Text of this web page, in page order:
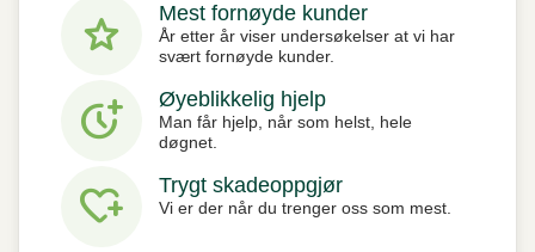
star Mest fornøyde kunder
År etter år viser undersøkelser at vi har
svært fornøyde kunder.
more_time Øyeblikkelig hjelp
Man får hjelp, når som helst, hele
døgnet.
heart_plus Trygt skadeoppgjør
Vi er der når du trenger oss som mest.